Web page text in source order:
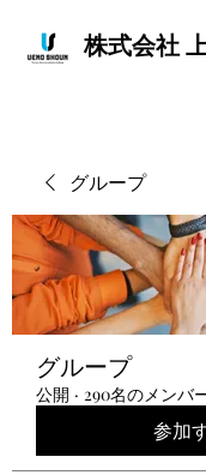
株式会社
グループ
グループ
公開 · 290名のメンバ
参加